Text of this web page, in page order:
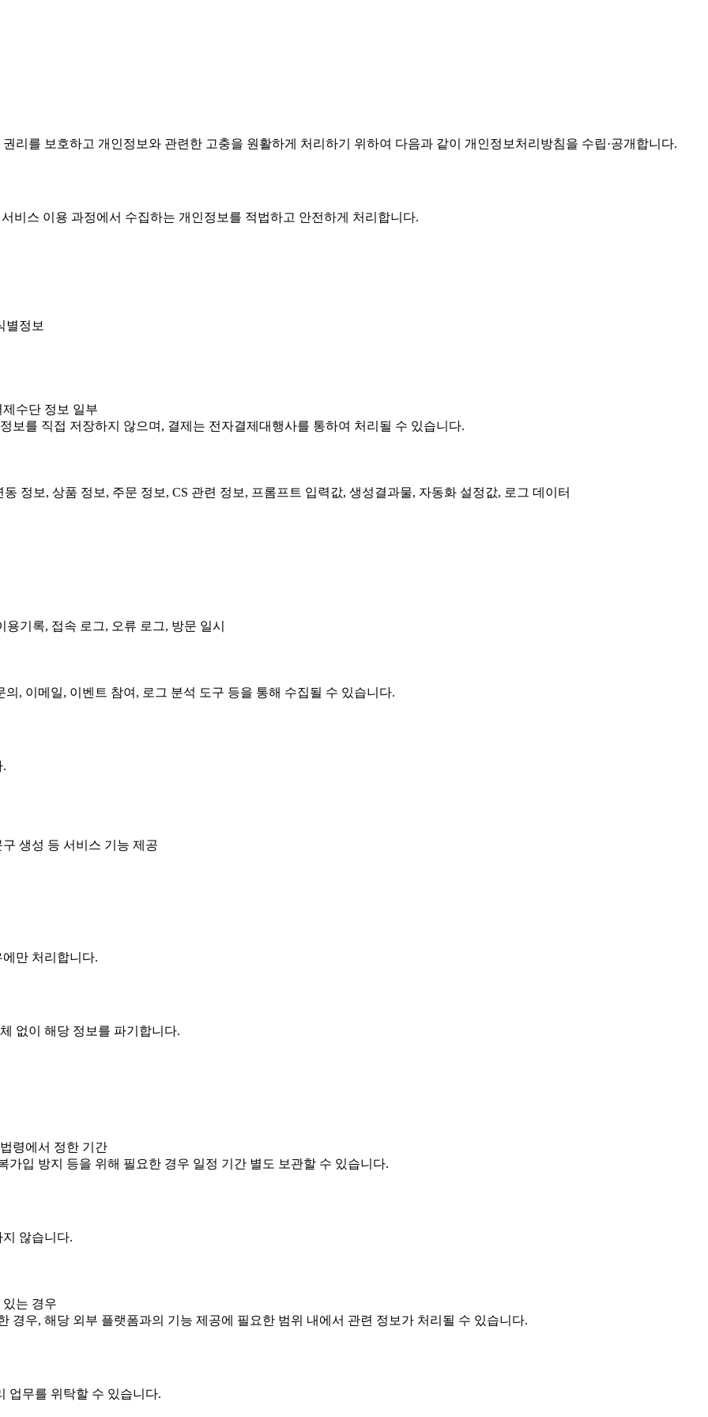
리를 보호하고 개인정보와 관련한 고충을 원활하게 처리하기 위하여 다음과 같이 개인정보처리방침을 수립·공개합니다.
비스 이용 과정에서 수집하는 개인정보를 적법하고 안전하게 처리합니다.
별정보
수단 정보 일부
보를 직접 저장하지 않으며, 결제는 전자결제대행사를 통하여 처리될 수 있습니다.
정보, 상품 정보, 주문 정보, CS 관련 정보, 프롬프트 입력값, 생성결과물, 자동화 설정값, 로그 데이터
기록, 접속 로그, 오류 로그, 방문 일시
, 이메일, 이벤트 참여, 로그 분석 도구 등을 통해 수집될 수 있습니다.
.
생성 등 서비스 기능 제공
만 처리합니다.
없이 해당 정보를 파기합니다.
령에서 정한 기간
입 방지 등을 위해 필요한 경우 일정 기간 별도 보관할 수 있습니다.
않습니다.
는 경우
경우, 해당 외부 플랫폼과의 기능 제공에 필요한 범위 내에서 관련 정보가 처리될 수 있습니다.
업무를 위탁할 수 있습니다.